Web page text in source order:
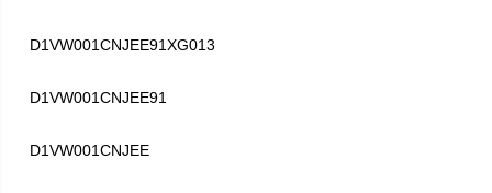
D1VW001CNJEE91XG013
D1VW001CNJEE91
D1VW001CNJEE